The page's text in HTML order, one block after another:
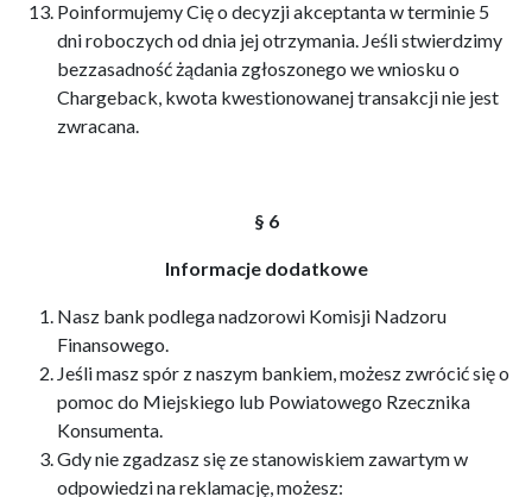
Poinformujemy Cię o decyzji akceptanta w terminie 5
dni roboczych od dnia jej otrzymania. Jeśli stwierdzimy
bezzasadność żądania zgłoszonego we wniosku o
Chargeback, kwota kwestionowanej transakcji nie jest
zwracana.
§ 6
Informacje dodatkowe
Nasz bank podlega nadzorowi Komisji Nadzoru
Finansowego.
Jeśli masz spór z naszym bankiem, możesz zwrócić się o
pomoc do Miejskiego lub Powiatowego Rzecznika
Konsumenta.
Gdy nie zgadzasz się ze stanowiskiem zawartym w
odpowiedzi na reklamację, możesz: